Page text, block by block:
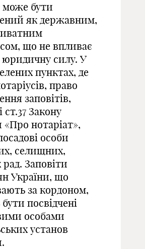
може бути
як державним,
що не впливає
юридичну силу. У
пунктах, де
право
заповітів,
ст.37 Закону
«Про нотаріат»,
особи
селищних,
рад. Заповіти
України, що
за кордоном,
посвідчені
особами
установ